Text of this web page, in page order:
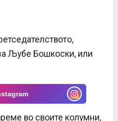
Љубе Бошкоски, или
во своите колумни,